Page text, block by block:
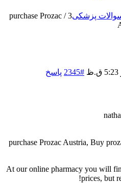
پزشکی3
/
purchase Prozac
#2345 پاسخ
purchase Prozac Austria, Buy
At our online pharmacy you will
prices, but